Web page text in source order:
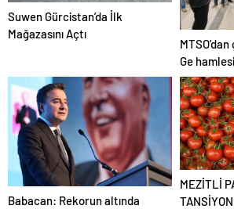
Suwen Gürcistan’da İlk
Mağazasını Açtı
Ge hamlesi
Babacan: Rekorun altında
MEZİTLİ